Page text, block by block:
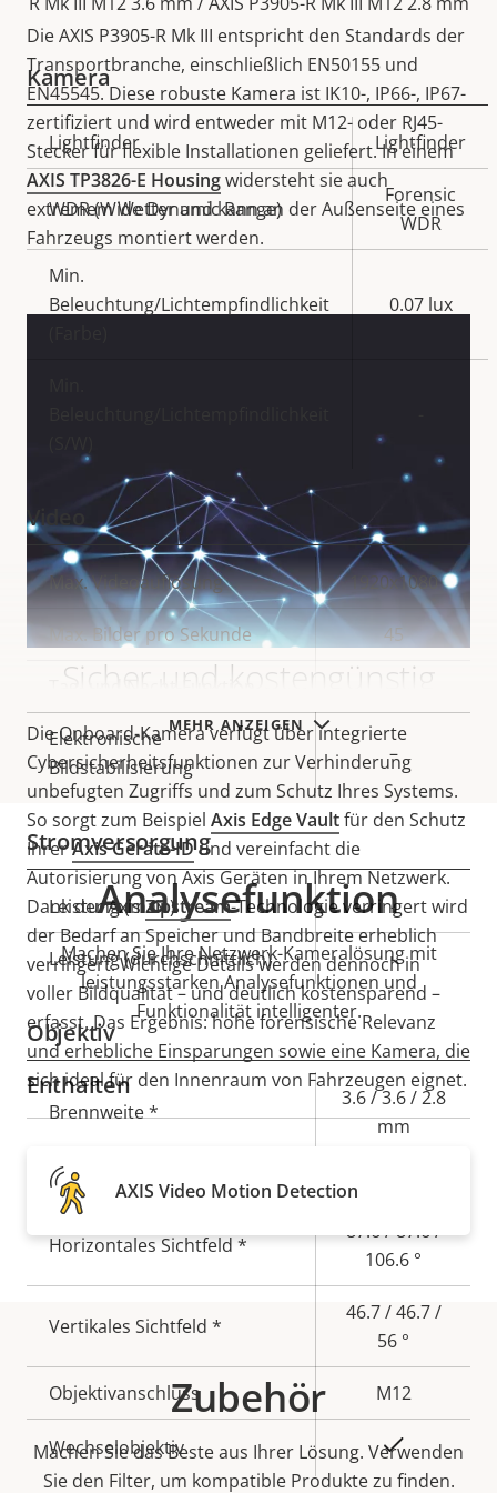
Die AXIS P3905-R Mk III entspricht den Standards der
Transportbranche, einschließlich EN50155 und
EN45545. Diese robuste Kamera ist IK10-, IP66-, IP67-
zertifiziert und wird entweder mit M12- oder RJ45-
Stecker für flexible Installationen geliefert. In einem
AXIS TP3826-E Housingwidersteht sie auch
extremem Wetter und kann an der Außenseite eines
Fahrzeugs montiert werden.
Sicher und kostengünstig
Die Onboard-Kamera verfügt über integrierte
Cybersicherheitsfunktionen zur Verhinderung
unbefugten Zugriffs und zum Schutz Ihres Systems.
So sorgt zum Beispiel Axis Edge Vaultfür den Schutz
IhrerAxis Geräte-IDund vereinfacht die
Autorisierung von Axis Geräten in Ihrem Netzwerk.
Dank der AxisZipstream-Technologie verringert wird
der Bedarf an Speicher und Bandbreite erheblich
verringert. Wichtige Details werden dennoch in
voller Bildqualität – und deutlich kostensparend –
erfasst. Das Ergebnis: hohe forensische Relevanz
und erhebliche Einsparungen sowie eine Kamera, die
sich ideal für den Innenraum von Fahrzeugen eignet.
MEHR ANZEIGEN
Kamera
Eigentumsbeschreibung Eigentumswert
Lightfinder Lightfinder
WDR (Wide Dynamic Range)
Forensic
WDR
Min.
Beleuchtung/Lichtempfindlichkeit
0.07 lux
Video
Eigentumsbeschreibung Eigentumswert
Max. Videoauflösung 1920x1080
Max. Bilder pro Sekunde 45
Elektronische
Bildstabilisierung
–
Stromversorgung
Eigentumsbeschreibung Eigentumswert
Leistung (max.) -
Leistung (durchschnittlich) -
Objektiv
Eigentumsbeschreibung Eigentumswert
Brennweite *
3.6 / 3.6 / 2.8
mm
Blende *
Horizontales Sichtfeld *
87.6 / 87.6 /
106.6 °
Vertikales Sichtfeld *
46.7 / 46.7 /
56 °
Objektivanschluss M12
Wechselobjektiv Ja
Analysefunktion
Machen Sie Ihre Netzwerk-Kameralösung mit
leistungsstarken Analysefunktionen und
Funktionalität intelligenter.
Enthalten
AXIS Video Motion Detection
Zubehör
Machen Sie das Beste aus Ihrer Lösung. Verwenden
Sie den Filter, um kompatible Produkte zu finden.